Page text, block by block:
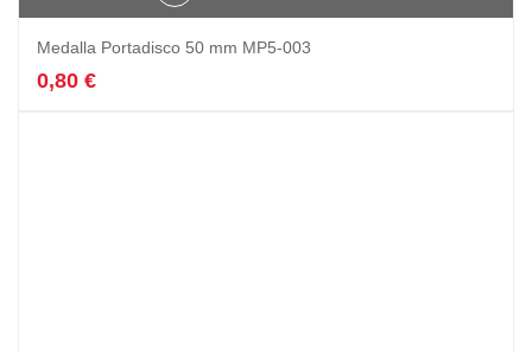
Medalla Portadisco 50 mm MP5-003
0,80 €